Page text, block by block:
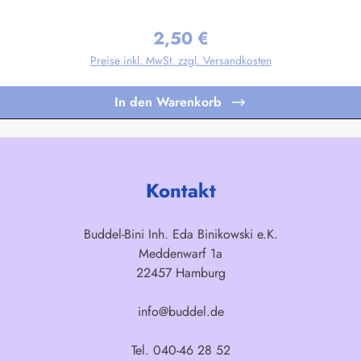
Regulärer Preis:
2,50 €
Preise inkl. MwSt. zzgl. Versandkosten
In den Warenkorb
Kontakt
Buddel-Bini Inh. Eda Binikowski e.K.
Meddenwarf 1a
22457 Hamburg
info@buddel.de
Tel. 040-46 28 52